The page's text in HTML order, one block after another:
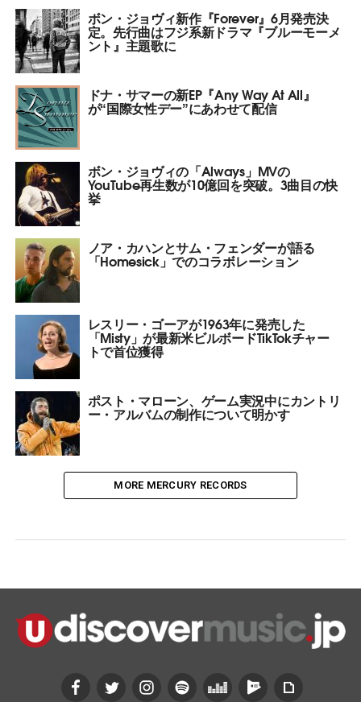
ボン・ジョヴィ新作『Forever』6月発売決
定。先行曲はフジ系新ドラマ『ブルーモーメ
ント』主題歌に
ドナ・サマーの新EP『Any Way At All』
が“国際女性デー”にあわせて配信
ボン・ジョヴィの「Always」MVの
YouTube再生数が10億回を突破。3曲目の快
挙
ノア・カハンとサム・フェンダーが語る
「Homesick」でのコラボレーション
レスリー・ゴーアが1963年に発売した
「Misty」が最新米ビルボードTikTokチャー
トで首位獲得
ポスト・マローン、ゲーム実況中にカントリ
ー・アルバムの制作について明かす
MORE MERCURY RECORDS